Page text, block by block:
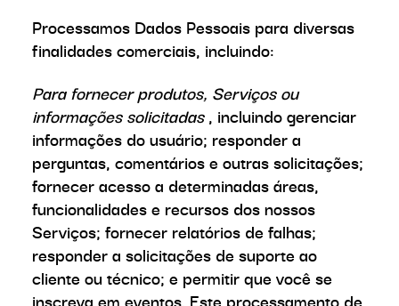
Processamos Dados Pessoais para diversas
finalidades comerciais, incluindo:
Para fornecer produtos, Serviços ou
informações solicitadas , incluindo gerenciar
informações do usuário; responder a
perguntas, comentários e outras solicitações;
fornecer acesso a determinadas áreas,
funcionalidades e recursos dos nossos
Serviços; fornecer relatórios de falhas;
responder a solicitações de suporte ao
cliente ou técnico; e permitir que você se
inscreva em eventos. Este processamento de